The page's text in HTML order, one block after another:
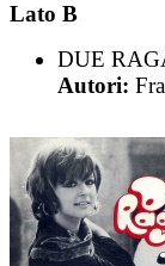
Lato B
DUE
Autori: